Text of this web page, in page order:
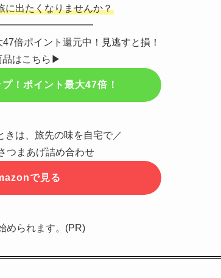
出たくなりませんか？
倍ポイント還元中！見逃すと損！
品はこちら▶
！ポイント最大47倍！
は、旅先の味を自宅で／
つまあげ詰め合わせ
で見る
められます。(PR)